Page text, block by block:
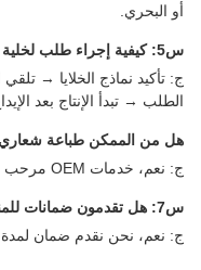
أو البحري.
س5: كيفية إجراء طلب لخلية ليثيوم أيون؟
ج: تأكيد نماذج الخلايا →
الطلب → تبدأ الإنتاج بعد
هل من الممكن طباعة شعاري
ج: نعم، خدمات OEM مرحب بها.
س7: هل تقدمون ضمانات للمنتجات؟
ج: نعم، نحن نقدم ضمان لمدة 2-5 سنوات.